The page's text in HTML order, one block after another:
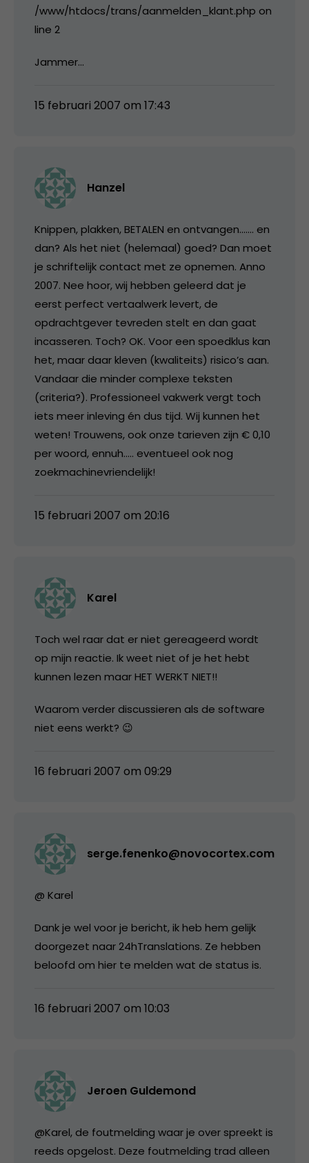
/www/htdocs/trans/aanmelden_klant.php on
line 2
Jammer…
15 februari 2007 om 17:43
Hanzel
Knippen, plakken, BETALEN en ontvangen……. en
dan? Als het niet (helemaal) goed? Dan moet
je schriftelijk contact met ze opnemen. Anno
2007. Nee hoor, wij hebben geleerd dat je
eerst perfect vertaalwerk levert, de
opdrachtgever tevreden stelt en dan gaat
incasseren. Toch? OK. Voor een spoedklus kan
het, maar daar kleven (kwaliteits) risico’s aan.
Vandaar die minder complexe teksten
(criteria?). Professioneel vakwerk vergt toch
iets meer inleving én dus tijd. Wij kunnen het
weten! Trouwens, ook onze tarieven zijn € 0,10
per woord, ennuh….. eventueel ook nog
zoekmachinevriendelijk!
15 februari 2007 om 20:16
Karel
Toch wel raar dat er niet gereageerd wordt
op mijn reactie. Ik weet niet of je het hebt
kunnen lezen maar HET WERKT NIET!!
Waarom verder discussieren als de software
niet eens werkt? 😉
16 februari 2007 om 09:29
serge.fenenko@novocortex.com
@ Karel
Dank je wel voor je bericht, ik heb hem gelijk
doorgezet naar 24hTranslations. Ze hebben
beloofd om hier te melden wat de status is.
16 februari 2007 om 10:03
Jeroen Guldemond
@Karel, de foutmelding waar je over spreekt is
reeds opgelost. Deze foutmelding trad alleen